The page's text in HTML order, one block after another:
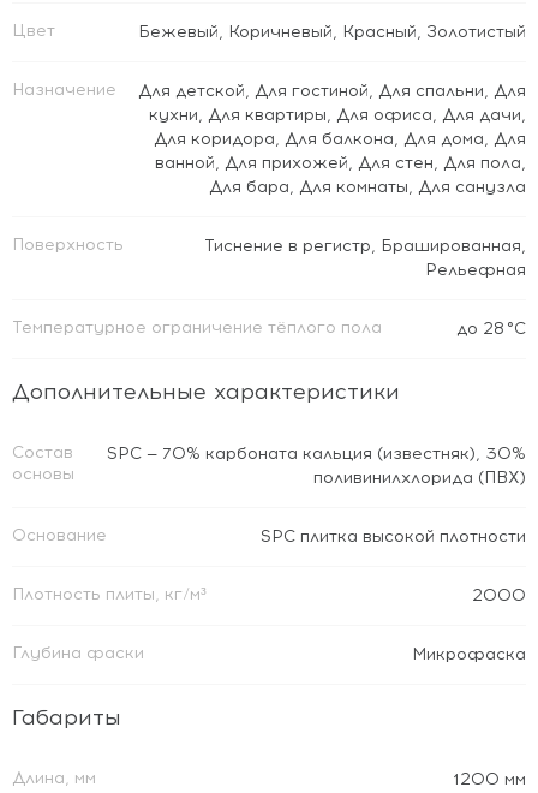
Цвет Бежевый, Коричневый, Красный, Золотистый
Назначение Для детской, Для гостиной, Для спальни, Для
кухни, Для квартиры, Для офиса, Для дачи,
Для коридора, Для балкона, Для дома, Для
ванной, Для прихожей, Для стен, Для пола,
Для бара, Для комнаты, Для санузла
Поверхность Тиснение в регистр, Брашированная,
Рельефная
Температурное ограничение тёплого пола до 28 °C
Дополнительные характеристики
Состав
основы
SPC — 70% карбоната кальция (известняк), 30%
поливинилхлорида (ПВХ)
Основание SPC плитка высокой плотности
Плотность плиты, кг/м³ 2000
Глубина фаски Микрофаска
Габариты
Длина, мм 1200 мм